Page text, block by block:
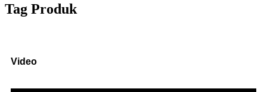
Tag Produk
Video